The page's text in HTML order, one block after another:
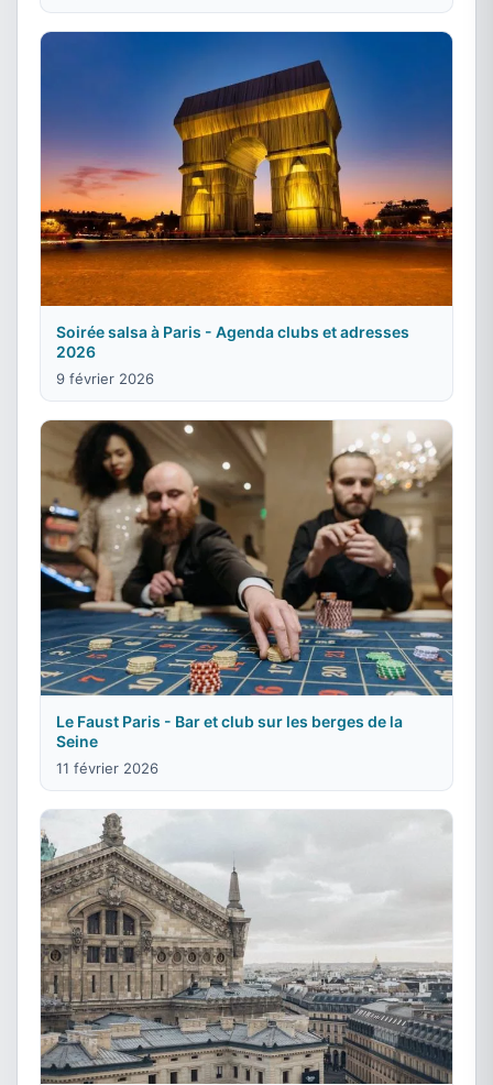
Soirée salsa à Paris - Agenda clubs et adresses
2026
9 février 2026
Le Faust Paris - Bar et club sur les berges de la
Seine
11 février 2026